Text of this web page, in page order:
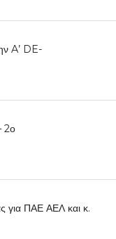
A’ DE-
2ο
για ΠΑΕ ΑΕΛ και κ.